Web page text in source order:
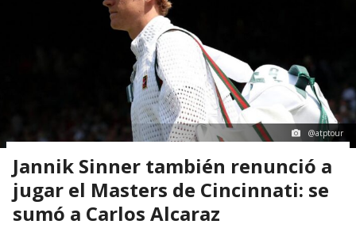
@atptour
Jannik Sinner también renunció a
jugar el Masters de Cincinnati: se
sumó a Carlos Alcaraz